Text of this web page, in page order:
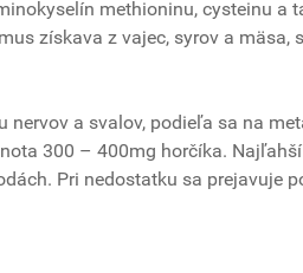
methioninu, cysteinu a
získava z vajec, syrov a mäsa,
a svalov, podieľa sa na
300 – 400mg horčíka.
Pri nedostatku sa prejavuje